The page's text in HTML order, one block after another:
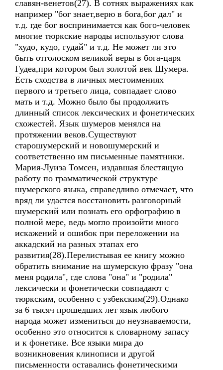
славян-венетов(27). В сотнях выражениях как
например "бог знает,верю в бога,бог дал" и
т.д. где бог воспринимается как бого-человек
многие тюркские народы используют слова
"худо, кудо, гудай" и т.д. Не может ли это
быть отголоском великой веры в бога-царя
Гудеа,при котором был золотой век Шумера.
Есть сходства в личных местоимениях
первого и третьего лица, совпадает слово
мать и т.д. Можно было бы продолжить
длинный список лексических и фонетических
схожестей. Язык шумеров менялся на
протяжении веков.Существуют
старошумерский и новошумерский и
соответственно им письменные памятники.
Мария-Луиза Томсен, издавшая блестящую
работу по грамматической структуре
шумерского языка, справедливо отмечает, что
вряд ли удастся восстановить разговорный
шумерский или познать его орфографию в
полной мере, ведь могло произойти много
искажений и ошибок при переложении на
аккадский на разных этапах его
развития(28).Перелистывая ее книгу можно
обратить внимание на шумерскую фразу "она
меня родила", где слова "она" и "родила"
лексически и фонетически совпадают с
тюркским, особенно с узбекским(29).Однако
за 6 тысяч прошедших лет язык любого
народа может измениться до неузнаваемости,
особенно это относится к словарному запасу
и к фонетике. Все языки мира до
возникновения клинописи и другой
письменности оставались фонетическими